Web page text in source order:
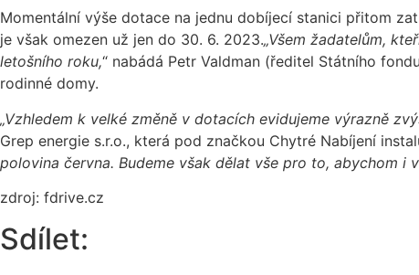
Momentální výše dotace na jednu dobíjecí stanici přitom
je však omezen už jen do 30. 6. 2023.„Všem žadatelům,
letošního roku,“ nabádá Petr Valdman (ředitel Státního
rodinné domy.
„Vzhledem k velké změně v dotacích evidujeme výrazně
Grep energie s.r.o., která pod značkou Chytré Nabíjení
polovina června. Budeme však dělat vše pro to, abychom i
zdroj: fdrive.cz
Sdílet: